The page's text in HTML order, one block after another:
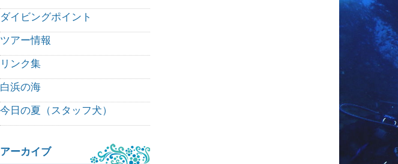
ダイビングポイント
ツアー情報
リンク集
白浜の海
今日の夏（スタッフ犬）
アーカイブ